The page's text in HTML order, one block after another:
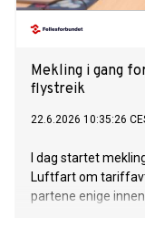
Mekling i gang
flystreik
22.6.2026 10:35:26
I dag startet
Luftfart om
partene enige